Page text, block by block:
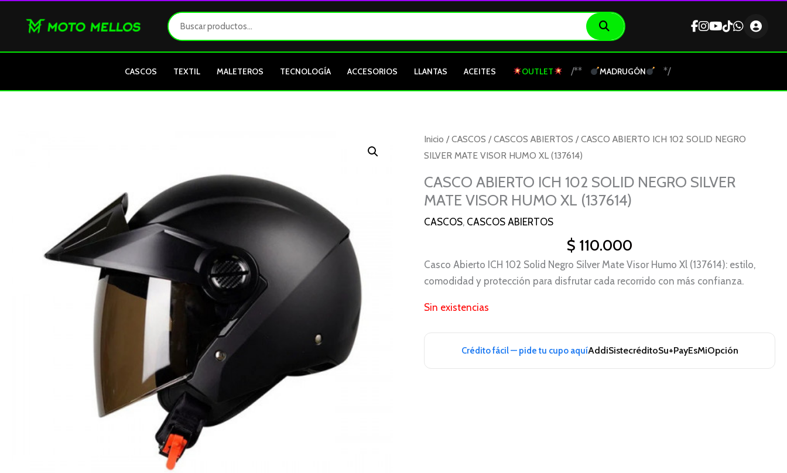
CASCOS TEXTIL MALETEROS TECNOLOGÍA ACCESORIOS LLANTAS ACEITES OUTLET /** MADRUGÓN */
Inicio /CASCOS /CASCOS ABIERTOS / CASCO ABIERTO ICH 102 SOLID NEGRO
SILVER MATE VISOR HUMO XL (137614)
CASCO ABIERTO ICH 102 SOLID NEGRO SILVER
MATE VISOR HUMO XL (137614)
CASCOS, CASCOS ABIERTOS
$ 110.000
Casco Abierto ICH 102 Solid Negro Silver Mate Visor Humo Xl (137614): estilo,
comodidad y protección para disfrutar cada recorrido con más confianza.
Sin existencias
Crédito fácil — pide tu cupo aquíAddiSistecréditoSu+PayEsMiOpción